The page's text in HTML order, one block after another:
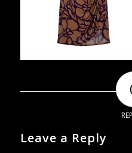
Leave a Reply